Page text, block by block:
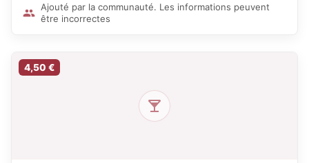
Ajouté par la communauté. Les informations peuvent
être incorrectes
4,50 €